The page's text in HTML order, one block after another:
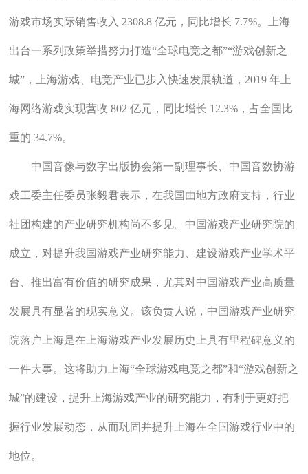
游戏市场实际销售收入 2308.8 亿元，同比增长 7.7%。上海
出台一系列政策举措努力打造“全球电竞之都”“游戏创新之
城”，上海游戏、电竞产业已步入快速发展轨道，2019 年上
海网络游戏实现营收 802 亿元，同比增长 12.3%，占全国比
重的 34.7%。
中国音像与数字出版协会第一副理事长、中国音数协游
戏工委主任委员张毅君表示，在我国由地方政府支持，行业
社团构建的产业研究机构尚不多见。中国游戏产业研究院的
成立，对提升我国游戏产业研究能力、建设游戏产业学术平
台、推出富有价值的研究成果，尤其对中国游戏产业高质量
发展具有显著的现实意义。该负责人说，中国游戏产业研究
院落户上海是在上海游戏产业发展历史上具有里程碑意义的
一件大事。这将助力上海“全球游戏电竞之都”和“游戏创新之
城”的建设，提升上海游戏产业的研究能力，有利于更好把
握行业发展动态，从而巩固并提升上海在全国游戏行业中的
地位。